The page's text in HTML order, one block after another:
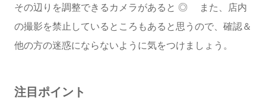
その辺りを調整できるカメラがあると ◎ また、店内
の撮影を禁止しているところもあると思うので、確認＆
他の方の迷惑にならないように気をつけましょう。
注目ポイント